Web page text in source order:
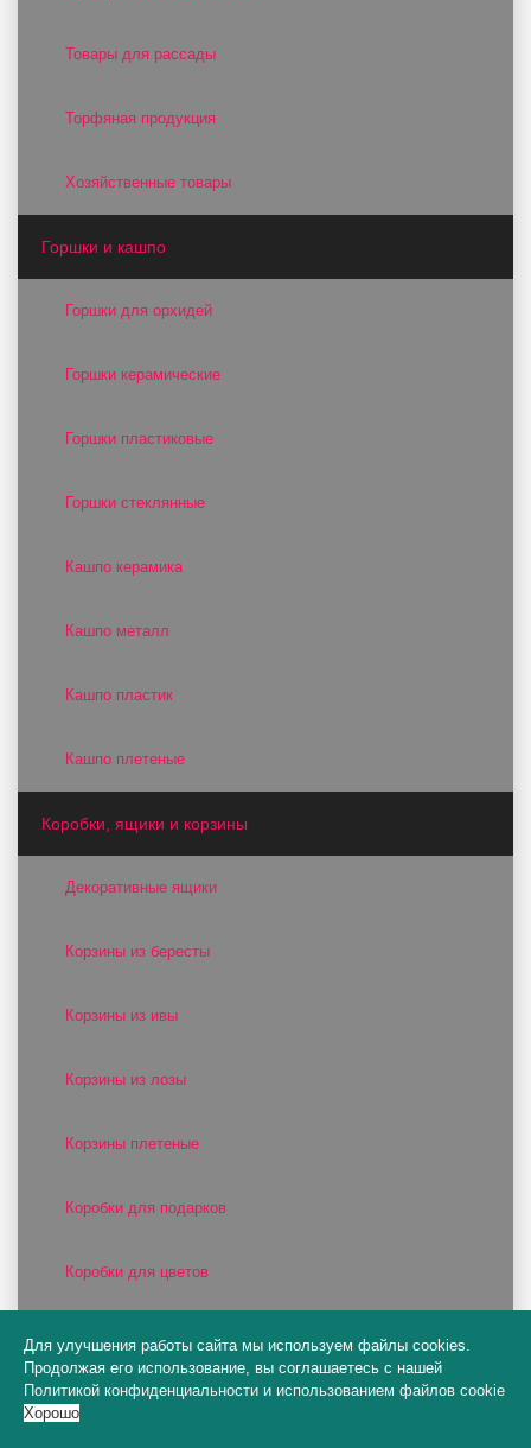
Товары для рассады
Торфяная продукция
Хозяйственные товары
Горшки и кашпо
Горшки для орхидей
Горшки керамические
Горшки пластиковые
Горшки стеклянные
Кашпо керамика
Кашпо металл
Кашпо пластик
Кашпо плетеные
Коробки, ящики и корзины
Декоративные ящики
Корзины из бересты
Корзины из ивы
Корзины из лозы
Корзины плетеные
Коробки для подарков
Коробки для цветов
Коробки подарочные в наборах
Коробки Цилиндр
Для улучшения работы сайта мы используем файлы cookies.
Продолжая его использование, вы соглашаетесь с нашей
Политикой конфиденциальности и использованием файлов cookie
Хорошо